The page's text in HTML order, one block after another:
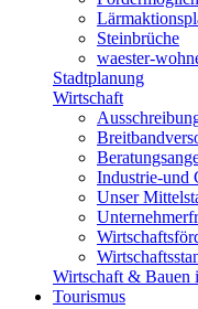
Steinbrüche
waester-
Stadtplanung
Wirtschaft
Industrie-und
Unser
Wirtschaft & Bauen
Tourismus